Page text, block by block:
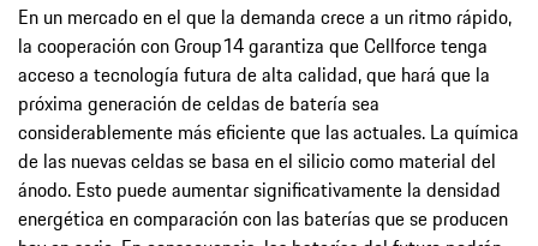
En un mercado en el que la demanda crece a un ritmo rápido,
la cooperación con Group14 garantiza que Cellforce tenga
acceso a tecnología futura de alta calidad, que hará que la
próxima generación de celdas de batería sea
considerablemente más eficiente que las actuales. La química
de las nuevas celdas se basa en el silicio como material del
ánodo. Esto puede aumentar significativamente la densidad
energética en comparación con las baterías que se producen